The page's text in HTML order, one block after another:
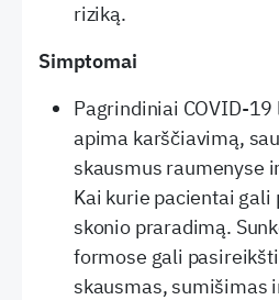
riziką.
Simptomai
Pagrindiniai COVID-
apima karščiavimą,
skausmus raumenyse
Kai kurie pacientai gali
skonio praradimą.
formose gali
skausmas, sumišimas